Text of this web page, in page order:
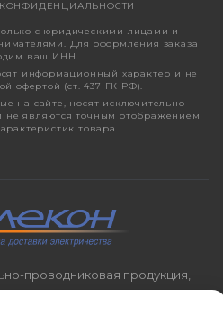
с юридическими лицами и
Для оформления заказа
ваш ИНН.
информационный характер и не
офертой (ст. 437 ГК РФ).
на сайте, носят исключительно
не являются точным отображением
товара.
проводниковая продукция,
светотехника с 1998 года.